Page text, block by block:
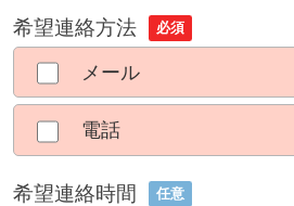
希望連絡方法 必須
メール
電話
希望連絡時間 任意